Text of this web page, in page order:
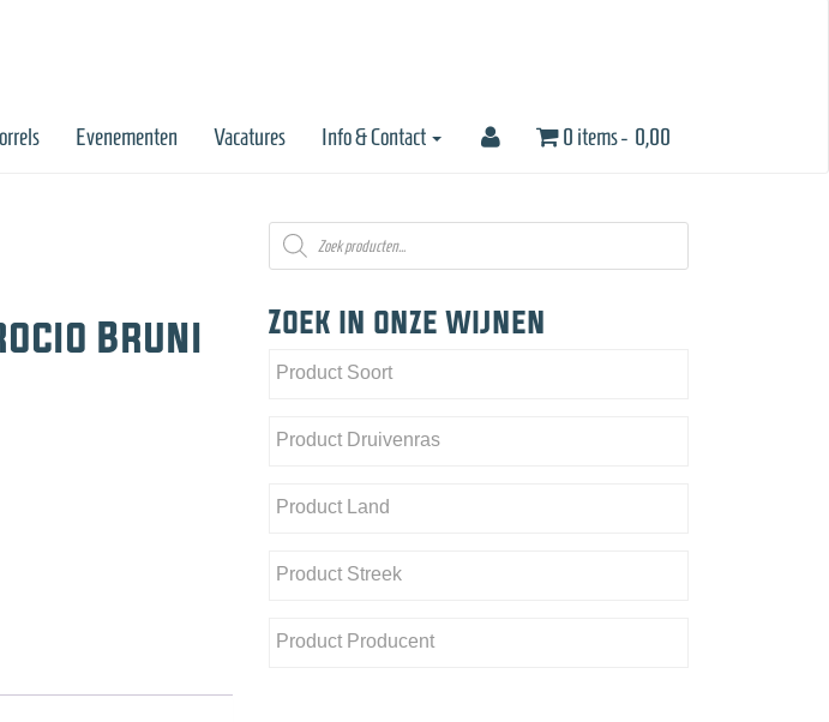
Evenementen Vacatures Info & Contact 0 items - 0,00
Bruni
Producten
zoeken
Zoek in onze wijnen